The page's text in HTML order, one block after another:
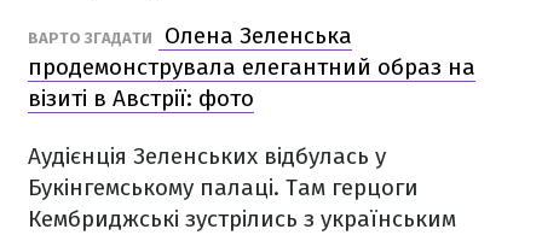
ВАРТО ЗГАДАТИ
Олена Зеленська
продемонструвала елегантний образ на
візиті в Австрії: фото
Аудієнція Зеленських відбулась у
Букінгемському палаці. Там герцоги
Кембриджські зустрілись з українським